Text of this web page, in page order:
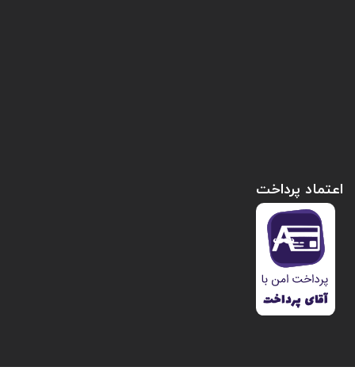
اعتماد پرداخت